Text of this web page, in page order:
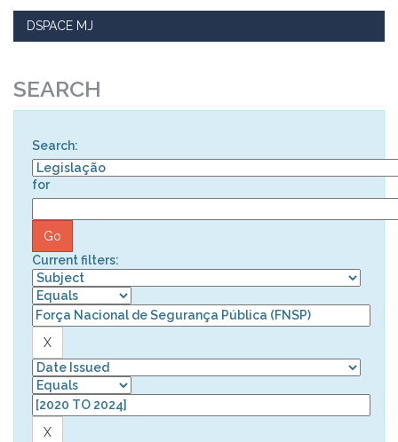
DSPACE MJ
SEARCH
Search:
for
Current filters: